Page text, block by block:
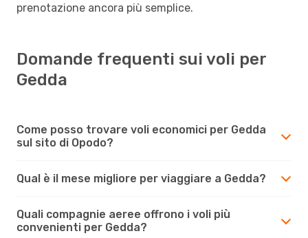
prenotazione ancora più semplice.
Domande frequenti sui voli per
Gedda
Come posso trovare voli economici per Gedda
sul sito di Opodo?
Qual è il mese migliore per viaggiare a Gedda?
Quali compagnie aeree offrono i voli più
convenienti per Gedda?